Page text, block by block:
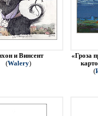
и Винсент
(Walery)
«Гроза
(